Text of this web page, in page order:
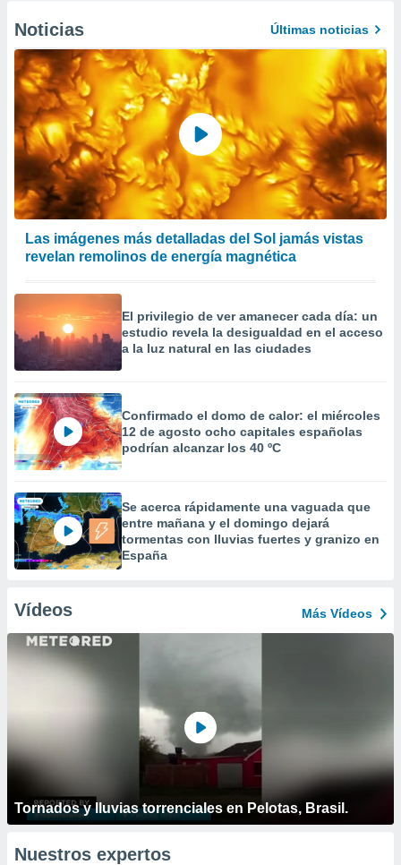
Noticias Últimas noticias
Las imágenes más detalladas del Sol jamás vistas
revelan remolinos de energía magnética
El privilegio de ver amanecer cada día: un
estudio revela la desigualdad en el acceso
a la luz natural en las ciudades
Confirmado el domo de calor: el miércoles
12 de agosto ocho capitales españolas
podrían alcanzar los 40 ºC
Se acerca rápidamente una vaguada que
entre mañana y el domingo dejará
tormentas con lluvias fuertes y granizo en
España
Vídeos Más Vídeos
Tornados y lluvias torrenciales en Pelotas, Brasil.
Nuestros expertos